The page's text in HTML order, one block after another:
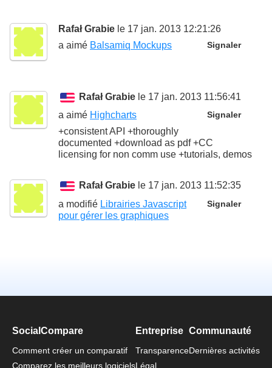
Rafał Grabie le 17 jan. 2013 12:21:26
Signaler
a aimé Balsamiq Mockups
Rafał Grabie le 17 jan. 2013 11:56:41
Signaler
a aimé Highcharts
+consistent API +thoroughly
documented +download as pdf +CC
licensing for non comm use +tutorials, demos
Rafał Grabie le 17 jan. 2013 11:52:35
Signaler
a modifié Librairies Javascript
pour gérer les graphiques
SocialCompare
Comment créer un comparatif
Comparez les meilleurs logiciels
Entreprise
Transparence
Légal
Communauté
Dernières activités